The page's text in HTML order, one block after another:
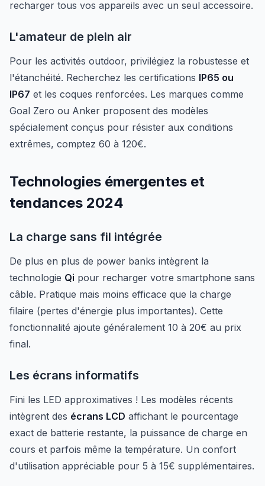
recharger tous vos appareils avec un seul accessoire.
L'amateur de plein air
Pour les activités outdoor, privilégiez la robustesse et
l'étanchéité. Recherchez les certifications IP65 ou
IP67 et les coques renforcées. Les marques comme
Goal Zero ou Anker proposent des modèles
spécialement conçus pour résister aux conditions
extrêmes, comptez 60 à 120€.
Technologies émergentes et
tendances 2024
La charge sans fil intégrée
De plus en plus de power banks intègrent la
technologie Qi pour recharger votre smartphone sans
câble. Pratique mais moins efficace que la charge
filaire (pertes d'énergie plus importantes). Cette
fonctionnalité ajoute généralement 10 à 20€ au prix
final.
Les écrans informatifs
Fini les LED approximatives ! Les modèles récents
intègrent des écrans LCD affichant le pourcentage
exact de batterie restante, la puissance de charge en
cours et parfois même la température. Un confort
d'utilisation appréciable pour 5 à 15€ supplémentaires.